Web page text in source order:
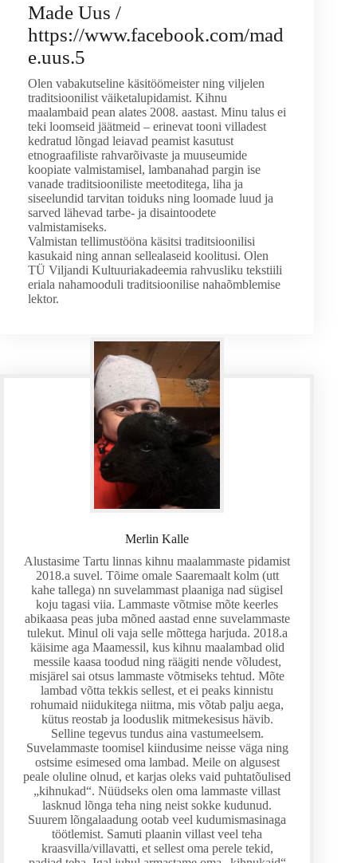
Made Uus /
https://www.facebook.com/mad
e.uus.5
Olen vabakutseline käsitöömeister ning viljelen
traditsioonilist väiketalupidamist. Kihnu
maalambaid pean alates 2008. aastast. Minu talus ei
teki loomseid jäätmeid – erinevat tooni villadest
kedratud lõngad leiavad peamist kasutust
etnograafiliste rahvarõivaste ja muuseumide
koopiate valmistamisel, lambanahad pargin ise
vanade traditsiooniliste meetoditega, liha ja
siseelundid tarvitan toiduks ning loomade luud ja
sarved lähevad tarbe- ja disaintoodete
valmistamiseks.
Valmistan tellimustööna käsitsi traditsioonilisi
kasukaid ning annan sellealaseid koolitusi. Olen
TÜ Viljandi Kultuuriakadeemia rahvusliku tekstiili
eriala nahamooduli traditsioonilise nahaõmblemise
lektor.
Merlin Kalle
Alustasime Tartu linnas kihnu maalammaste pidamist
2018.a suvel. Tõime omale Saaremaalt kolm (utt
kahe tallega) nn suvelammast plaaniga nad sügisel
koju tagasi viia. Lammaste võtmise mõte keerles
abikaasa peas juba mõned aastad enne suvelammaste
tulekut. Minul oli vaja selle mõttega harjuda. 2018.a
käisime aga Maamessil, kus kihnu maalambad olid
messile kaasa toodud ning räägiti nende võludest,
misjärel sai otsus lammaste võtmiseks tehtud. Mõte
lambad võtta tekkis sellest, et ei peaks kinnistu
rohumaid niidukitega niitma, mis võtab palju aega,
kütus reostab ja looduslik mitmekesisus hävib.
Selline tegevus tundus aina vastumeelsem.
Suvelammaste toomisel kiindusime neisse väga ning
ostsime esimesed oma lambad. Meile on algusest
peale oluline olnud, et karjas oleks vaid puhtatõulised
„kihnukad“. Nüüdseks olen oma lammaste villast
lasknud lõnga teha ning neist sokke kudunud.
Suurem lõngalaadung ootab veel kudumismasinaga
töötlemist. Samuti plaanin villast veel teha
kraasvilla/villavatti, et sellest oma perele tekid,